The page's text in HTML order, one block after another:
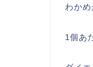
わかめ
1個あ